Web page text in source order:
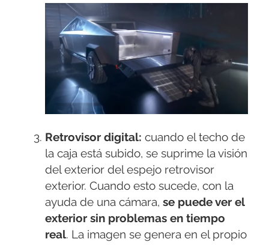
Retrovisor digital: cuando el techo de
la caja está subido, se suprime la visión
del exterior del espejo retrovisor
exterior. Cuando esto sucede, con la
ayuda de una cámara, se puede ver el
exterior sin problemas en tiempo
real. La imagen se genera en el propio